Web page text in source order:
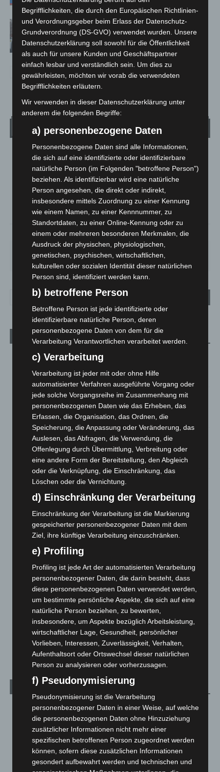
Celle: Mensch stirbt bei Bagger-Unfall
auf Baustelle
Wetter
LANGENHAGEN
Bedeckt
19.1°C 19.5 °
17.7°
64% 1.6m/s 100%
19°
SA.
27° 33° 28° 22
Aktuelle Beiträge
Niedersachsen: Feuerwehrkräfte kehren nach
7. August 2026
Hannover: Erste Tigermücken-Population in Niedersachsen
entdeckt
7. August 2026
Brand im „Haus der Begegnung“ in Neuwarmbüchen schnell
eingedämmt
6. August 2026
Region Hannover: 21 neue Notfallsanitäter starten beim
5. August 2026
Mann läuft mit Hockeyschläger über A7 – Polizei sucht
Zeugen
5. August 2026
Gasleitung bei McDonald’s-Umbau in Langenhagen
beschädigt
5. August 2026
Anklage nach Abschaltung von „Archetyp Market“ erhoben
3. August 2026
Kategorien
Blaulicht
2.799
Corona-News
Hannover und Region
5.037
Langenhagen und Ortsteile
Leserbriefe
Begrifflichkeiten, die durch den Europäischen Richtlinien-
und Verordnungsgeber beim Erlass der Datenschutz-
Grundverordnung (DS-GVO) verwendet wurden. Unsere
Datenschutzerklärung soll sowohl für die Öffentlichkeit
als auch für unsere Kunden und Geschäftspartner
einfach lesbar und verständlich sein. Um dies zu
gewährleisten, möchten wir vorab die verwendeten
Begrifflichkeiten erläutern.
Wir verwenden in dieser Datenschutzerklärung unter
anderem die folgenden Begriffe:
a) personenbezogene Daten
Personenbezogene Daten sind alle Informationen,
die sich auf eine identifizierte oder identifizierbare
natürliche Person (im Folgenden "betroffene Person")
beziehen. Als identifizierbar wird eine natürliche
Person angesehen, die direkt oder indirekt,
insbesondere mittels Zuordnung zu einer Kennung
wie einem Namen, zu einer Kennnummer, zu
Standortdaten, zu einer Online-Kennung oder zu
einem oder mehreren besonderen Merkmalen, die
Ausdruck der physischen, physiologischen,
genetischen, psychischen, wirtschaftlichen,
kulturellen oder sozialen Identität dieser natürlichen
Person sind, identifiziert werden kann.
b) betroffene Person
Betroffene Person ist jede identifizierte oder
identifizierbare natürliche Person, deren
personenbezogene Daten von dem für die
Verarbeitung Verantwortlichen verarbeitet werden.
c) Verarbeitung
Verarbeitung ist jeder mit oder ohne Hilfe
automatisierter Verfahren ausgeführte Vorgang oder
jede solche Vorgangsreihe im Zusammenhang mit
personenbezogenen Daten wie das Erheben, das
Erfassen, die Organisation, das Ordnen, die
Speicherung, die Anpassung oder Veränderung, das
Auslesen, das Abfragen, die Verwendung, die
Offenlegung durch Übermittlung, Verbreitung oder
eine andere Form der Bereitstellung, den Abgleich
oder die Verknüpfung, die Einschränkung, das
Löschen oder die Vernichtung.
d) Einschränkung der Verarbeitung
Einschränkung der Verarbeitung ist die Markierung
gespeicherter personenbezogener Daten mit dem
Ziel, ihre künftige Verarbeitung einzuschränken.
e) Profiling
Profiling ist jede Art der automatisierten Verarbeitung
personenbezogener Daten, die darin besteht, dass
diese personenbezogenen Daten verwendet werden,
um bestimmte persönliche Aspekte, die sich auf eine
natürliche Person beziehen, zu bewerten,
insbesondere, um Aspekte bezüglich Arbeitsleistung,
wirtschaftlicher Lage, Gesundheit, persönlicher
Vorlieben, Interessen, Zuverlässigkeit, Verhalten,
Aufenthaltsort oder Ortswechsel dieser natürlichen
Person zu analysieren oder vorherzusagen.
f) Pseudonymisierung
Pseudonymisierung ist die Verarbeitung
personenbezogener Daten in einer Weise, auf welche
die personenbezogenen Daten ohne Hinzuziehung
zusätzlicher Informationen nicht mehr einer
spezifischen betroffenen Person zugeordnet werden
können, sofern diese zusätzlichen Informationen
gesondert aufbewahrt werden und technischen und